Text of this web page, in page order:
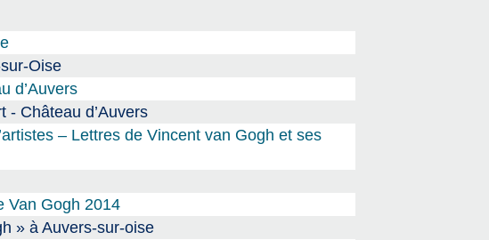
Oise
d’Auvers
- Château d’Auvers
– Lettres de Vincent van Gogh et ses
Van Gogh 2014
» à Auvers-sur-oise